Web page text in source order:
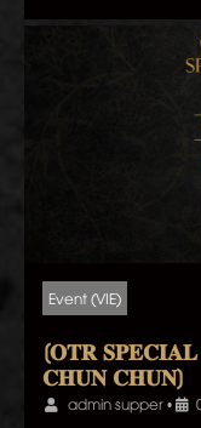
Event (VIE)
[𝐎𝐓𝐑
𝐂𝐇𝐔𝐍 𝐂𝐇𝐔𝐍]
admin supper•